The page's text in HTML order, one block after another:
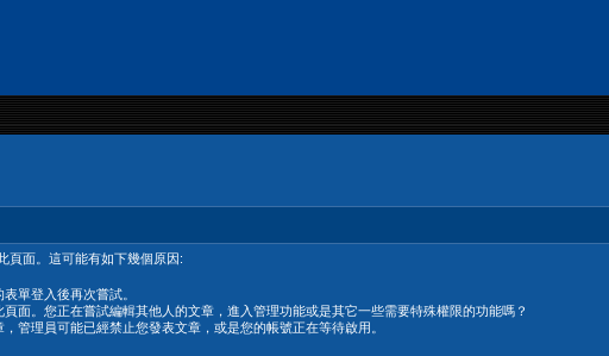
頁面。這可能有如下幾個原因:
單登入後再次嘗試。
面。您正在嘗試編輯其他人的文章，進入管理功能或是其它一些需要特殊權限的功能嗎？
管理員可能已經禁止您發表文章，或是您的帳號正在等待啟用。